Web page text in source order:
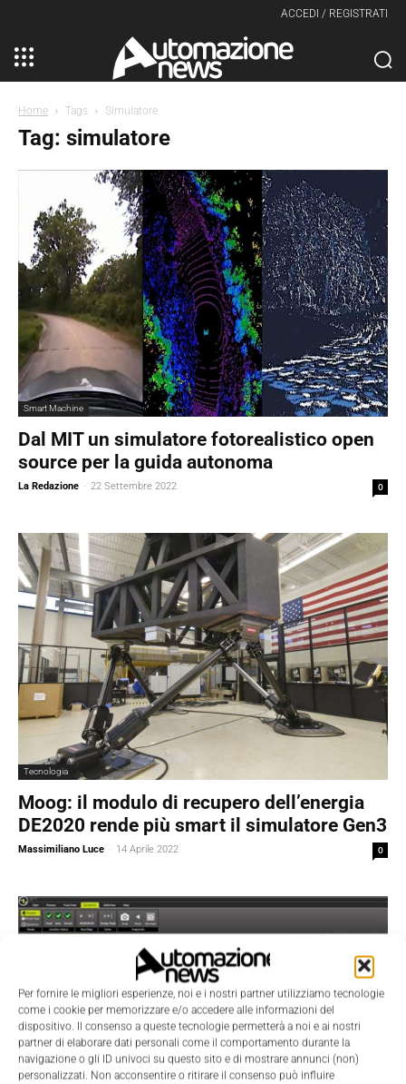
Per fornire le migliori esperienze, noi e i nostri partner utilizziamo tecnologie
come i cookie per memorizzare e/o accedere alle informazioni del
dispositivo. Il consenso a queste tecnologie permetterà a noi e ai nostri
partner di elaborare dati personali come il comportamento durante la
navigazione o gli ID univoci su questo sito e di mostrare annunci (non)
personalizzati. Non acconsentire o ritirare il consenso può influire
ACCEDI / REGISTRATI
Home Tags Simulatore
Tag: simulatore
Smart Machine
Dal MIT un simulatore fotorealistico open
source per la guida autonoma
La Redazione - 22 Settembre 2022 0
Tecnologia
Moog: il modulo di recupero dell’energia
DE2020 rende più smart il simulatore Gen3
Massimiliano Luce - 14 Aprile 2022 0